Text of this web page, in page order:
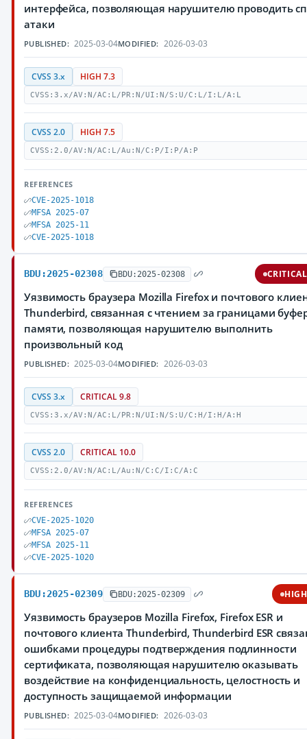
интерфейса, позволяющая нарушителю проводить
атаки
PUBLISHED: 2025-03-04MODIFIED: 2026-03-03
CVSS 3.x HIGH 7.3
CVSS:3.x/AV:N/AC:L/PR:N/UI:N/S:U/C:L/I:L/A:L
CVSS 2.0 HIGH 7.5
CVSS:2.0/AV:N/AC:L/Au:N/C:P/I:P/A:P
REFERENCES
CVE-2025-1018
MFSA 2025-07
MFSA 2025-11
CVE-2025-1018
BDU:2025-02308 BDU:2025-02308 CRITICAL
Уязвимость браузера Mozilla Firefox и почтового
Thunderbird, связанная с чтением за границами
памяти, позволяющая нарушителю выполнить
произвольный код
PUBLISHED: 2025-03-04MODIFIED: 2026-03-03
CVSS 3.x CRITICAL 9.8
CVSS:3.x/AV:N/AC:L/PR:N/UI:N/S:U/C:H/I:H/A:H
CVSS 2.0 CRITICAL 10.0
CVSS:2.0/AV:N/AC:L/Au:N/C:C/I:C/A:C
REFERENCES
CVE-2025-1020
MFSA 2025-07
MFSA 2025-11
CVE-2025-1020
BDU:2025-02309 BDU:2025-02309 HIGH
Уязвимость браузеров Mozilla Firefox, Firefox ESR и
почтового клиента Thunderbird, Thunderbird ESR
ошибками процедуры подтверждения подлинности
сертификата, позволяющая нарушителю оказывать
воздействие на конфиденциальность, целостность и
доступность защищаемой информации
PUBLISHED: 2025-03-04MODIFIED: 2026-03-03